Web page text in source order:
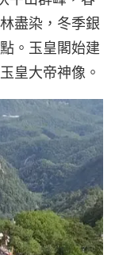
盡染，冬季銀
。玉皇閣始建
皇大帝神像。